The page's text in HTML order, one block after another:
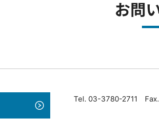
お問
Tel. 03-3780-2711